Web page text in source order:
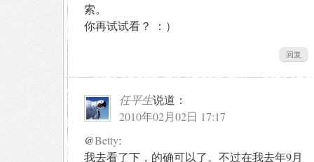
索。
你再试试看？ ：）
回复
任平生说道：
2010年02月02日 17:17
@Betty:
我去看了下，的确可以了。不过在我去年9月